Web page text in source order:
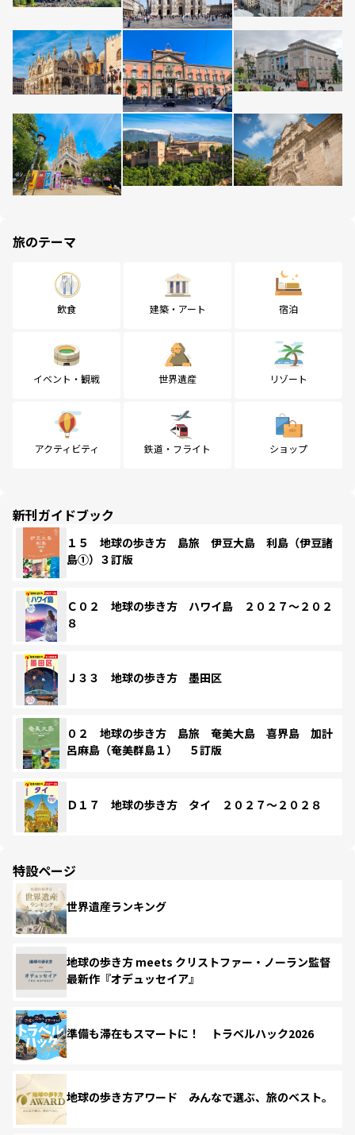
旅のテーマ
飲食 建築・アート 宿泊
イベント・観戦 世界遺産 リゾート
アクティビティ 鉄道・フライト ショップ
新刊ガイドブック
１５ 地球の歩き方 島旅 伊豆大島 利島（伊豆諸
島①）３訂版
Ｃ０２ 地球の歩き方 ハワイ島 ２０２７～２０２
８
Ｊ３３ 地球の歩き方 墨田区
０２ 地球の歩き方 島旅 奄美大島 喜界島 加計
呂麻島（奄美群島１） ５訂版
Ｄ１７ 地球の歩き方 タイ ２０２７～２０２８
特設ページ
世界遺産ランキング
地球の歩き方 meets クリストファー・ノーラン監督
最新作『オデュッセイア』
準備も滞在もスマートに！ トラベルハック2026
地球の歩き方アワード みんなで選ぶ、旅のベスト。